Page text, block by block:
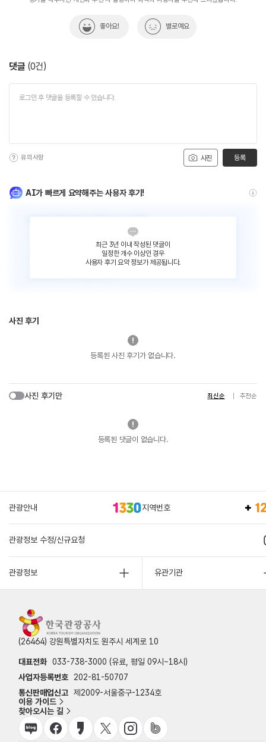
좋아요! 별로예요
댓글 (0건)
사진
유의사항 등록
AI가 빠르게 요약해주는 사용자 후기!
최근 3년 이내 작성된 댓글이
일정한 개수 이상인 경우
사용자 후기 요약 정보가 제공됩니다.
사진 후기
등록된 사진 후기가 없습니다.
사진 후기만 최신순 추천순
등록된 댓글이 없습니다.
관광안내 지역번호
관광정보 수정/신규요청
관광정보 유관기관
(26464) 강원특별자치도 원주시 세계로 10
대표전화 033-738-3000 (유료, 평일 09시~18시)
사업자등록번호
202-81-50707
통신판매업신고 제2009-서울중구-1234호
이용 가이드
찾아오시는 길